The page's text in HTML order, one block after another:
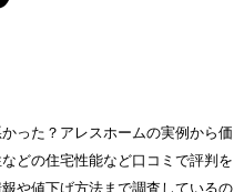
った？アレスホームの実例から価
どの住宅性能など口コミで評判を
や値下げ方法まで調査しているの